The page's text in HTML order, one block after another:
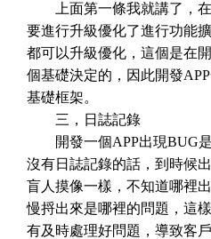
上面第一條我就講了，
要進行升級優化了進行功能
都可以升級優化，這個是在
個基礎決定的，因此開發
基礎框架。
三，日誌記錄
開發一個APP出現BUG
沒有日誌記錄的話，到時候
盲人摸像一樣，不知道哪裡
慢捋出來是哪裡的問題，這
有及時處理好問題，導致客